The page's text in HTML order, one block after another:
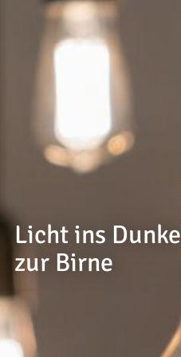
Licht ins
zur Birne